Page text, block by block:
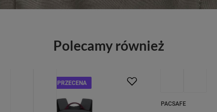
Polecamy również
PRZECENA
PACSAFE